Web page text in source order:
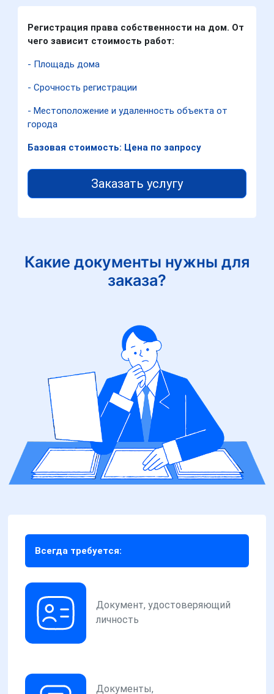
Регистрация права собственности на дом. От
чего зависит стоимость работ:
- Площадь дома
- Срочность регистрации
- Местоположение и удаленность объекта от
города
Базовая стоимость: Цена по запросу
Заказать услугу
Какие документы нужны для
заказа?
Всегда требуется:
Документ, удостоверяющий
личность
Документы,